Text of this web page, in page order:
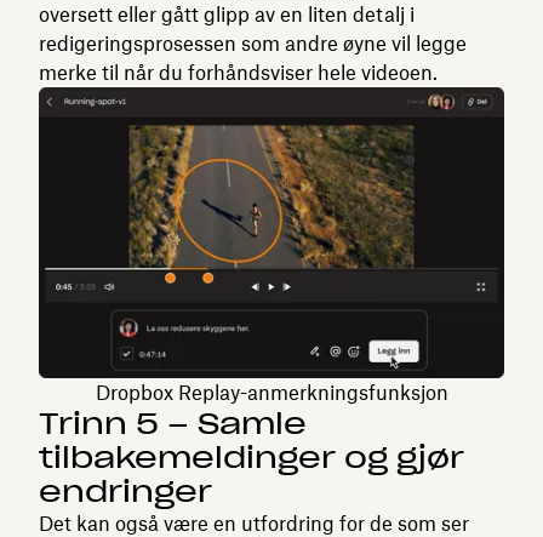
oversett eller gått glipp av en liten detalj i
redigeringsprosessen som andre øyne vil legge
merke til når du forhåndsviser hele videoen.
Dropbox Replay-anmerkningsfunksjon
Trinn 5 – Samle
tilbakemeldinger og gjør
endringer
Det kan også være en utfordring for de som ser